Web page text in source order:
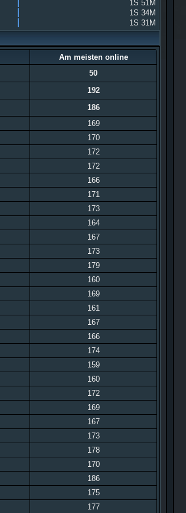
1S 51M
1S 34M
1S 31M
Am meisten online
50
192
186
169
170
172
172
166
171
173
164
167
173
179
160
169
161
167
166
174
159
160
172
169
167
173
178
170
186
175
177